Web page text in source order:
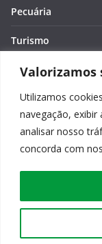
Valorizamos
Utilizamos
navegação, exibir
analisar nosso
concorda com
Pecuária
Turismo
Economia
Meio Ambiente
Editora: Verônica
Copyright © 2026